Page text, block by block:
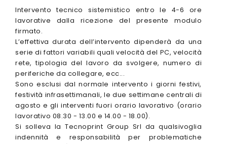
Intervento tecnico sistemistico entro le 4-6 ore
lavorative dalla ricezione del presente modulo
firmato.
L’effettiva durata dell’intervento dipenderà da una
serie di fattori variabili quali velocità del PC, velocità
rete, tipologia del lavoro da svolgere, numero di
periferiche da collegare, ecc...
Sono esclusi dal normale intervento i giorni festivi,
festività infrasettimanali, le due settimane centrali di
agosto e gli interventi fuori orario lavorativo (orario
lavorativo 08.30 - 13.00 e 14.00 - 18.00).
Si solleva la Tecnoprint Group Srl da qualsivoglia
indennità e responsabilità per problematiche